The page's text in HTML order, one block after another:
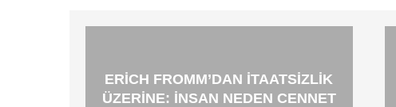
ERICH FROMM’DAN İTAATSIZLIK
ÜZERINE: İNSAN NEDEN CENNET